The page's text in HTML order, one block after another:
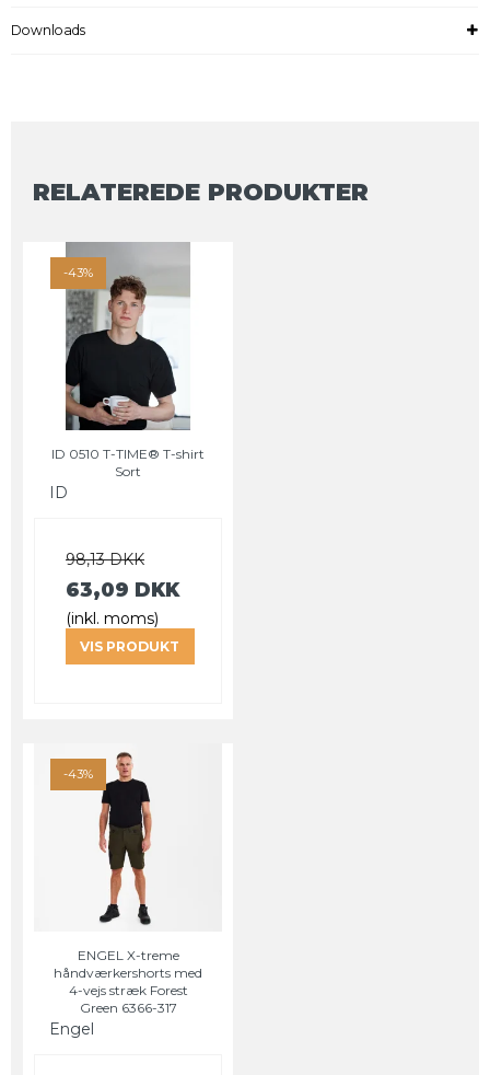
Downloads
RELATEREDE PRODUKTER
-43%
ID 0510 T-TIME® T-shirt
Sort
ID
98,13 DKK
63,09 DKK
(inkl. moms)
VIS PRODUKT
-43%
ENGEL X-treme
håndværkershorts med
4-vejs stræk Forest
Green 6366-317
Engel